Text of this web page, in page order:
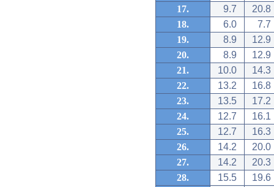
17.
9.7
20.8
18.
6.0
7.7
19.
8.9
12.9
20.
8.9
12.9
21.
10.0
14.3
22.
13.2
16.8
23.
13.5
17.2
24.
12.7
16.1
25.
12.7
16.3
26.
14.2
20.0
27.
14.2
20.3
28.
15.5
19.6